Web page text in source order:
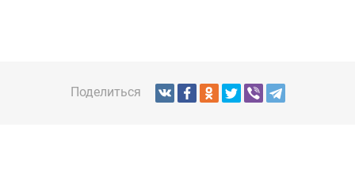
Поделиться